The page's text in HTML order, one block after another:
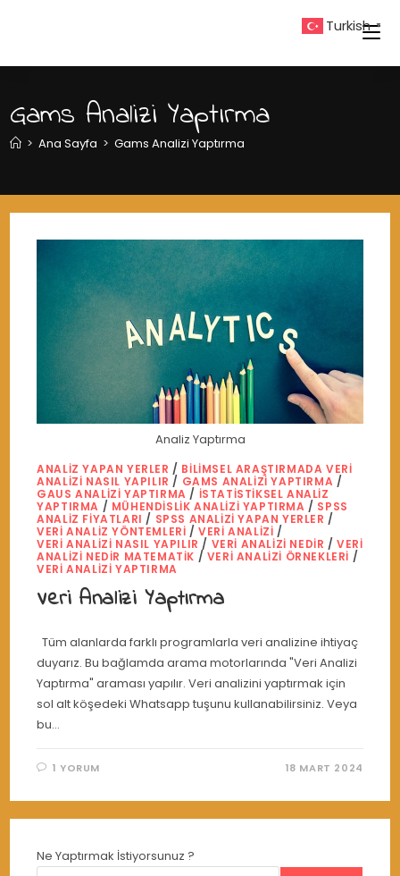
Gams Analizi Yaptırma
> Ana Sayfa > Gams Analizi Yaptırma
Analiz Yaptırma
ANALIZ YAPAN YERLER / BILIMSEL ARAŞTIRMADA VERI
ANALIZI NASIL YAPILIR / GAMS ANALIZI YAPTIRMA /
GAUS ANALIZI YAPTIRMA / İSTATISTIKSEL ANALIZ
YAPTIRMA / MÜHENDISLIK ANALIZI YAPTIRMA / SPSS
ANALIZ FIYATLARI / SPSS ANALIZI YAPAN YERLER /
VERI ANALIZ YÖNTEMLERI /VERI ANALIZI /
VERI ANALIZI NASIL YAPILIR / VERI ANALIZI NEDIR /VERI
ANALIZI NEDIR MATEMATIK / VERI ANALIZI ÖRNEKLERI /
VERI ANALIZI YAPTIRMA
Veri Analizi Yaptırma
Tüm alanlarda farklı programlarla veri analizine ihtiyaç
duyarız. Bu bağlamda arama motorlarında "Veri Analizi
Yaptırma" araması yapılır. Veri analizini yaptırmak için
sol alt köşedeki Whatsapp tuşunu kullanabilirsiniz. Veya
bu…
1 YORUM 18 MART 2024
Ne Yaptırmak İstiyorsunuz ?
Turkish ▼